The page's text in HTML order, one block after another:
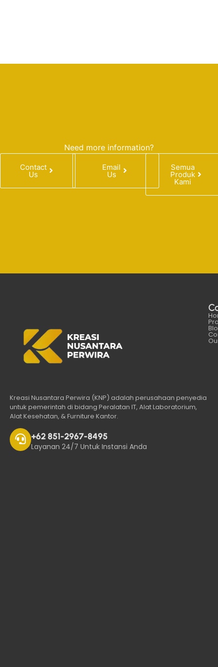
Need more information?
Contact
Us
Email
Us
Semua
Produk
Kami
Kreasi Nusantara Perwira (KNP) adalah perusahaan penyedia
untuk pemerintah di bidang Peralatan IT, Alat Laboratorium,
Alat Kesehatan, & Furniture Kantor.
+62 851-2967-8495
Layanan 24/7 Untuk Instansi Anda